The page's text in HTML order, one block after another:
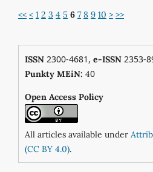
<< < 1 2 3 4 5 6 7 8 9 10 > >>
ISSN2300-4681, e-ISSN2353-
Punkty MEiN: 40
Open Access Policy
All articles available under
(CC BY 4.0).